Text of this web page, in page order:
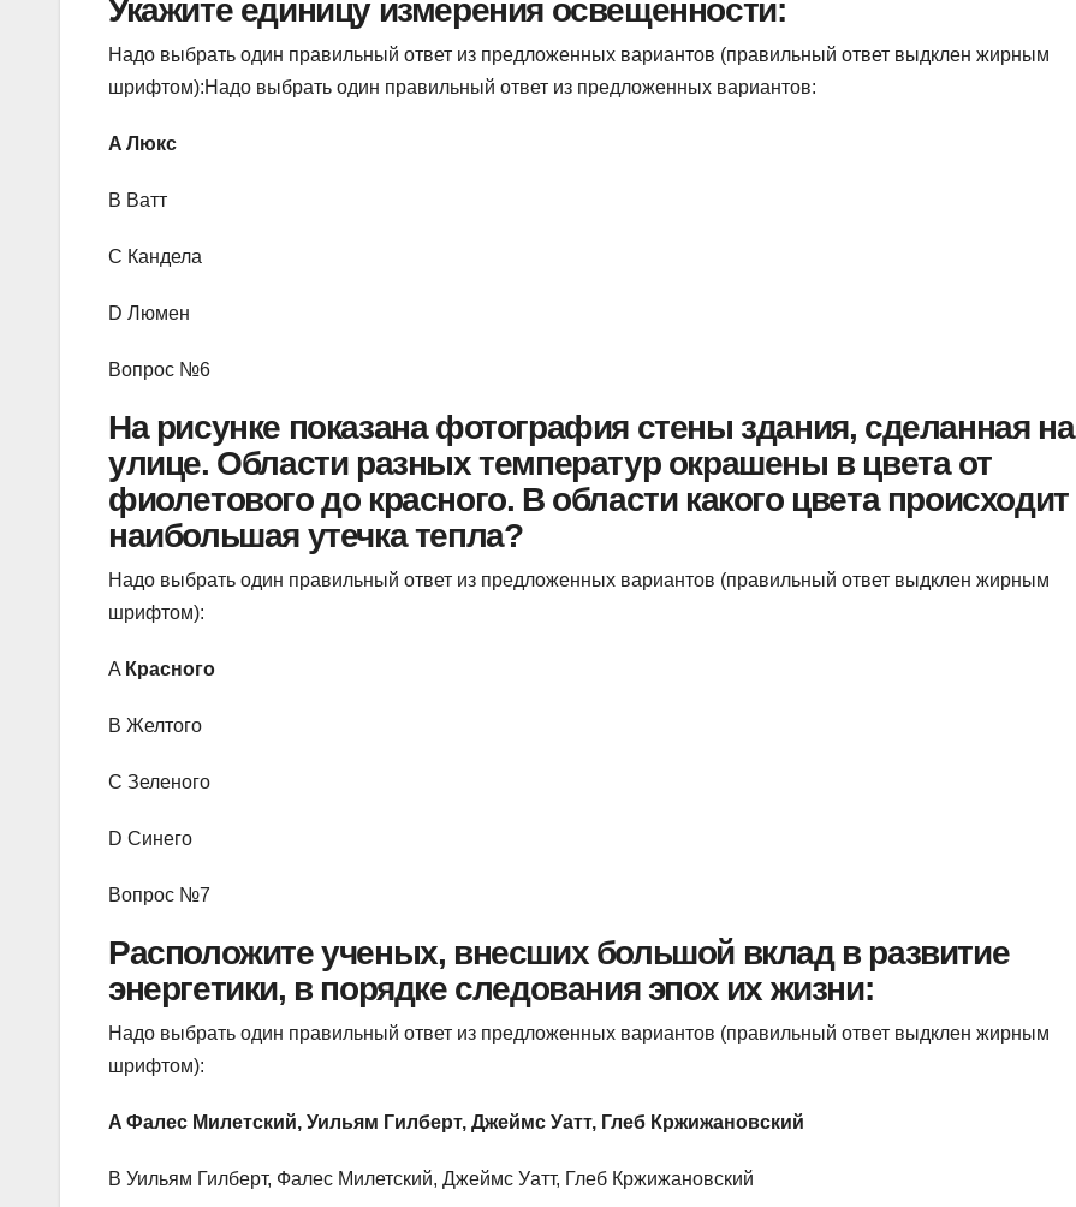
Укажите единицу измерения освещенности:
Надо выбрать один правильный ответ из предложенных вариантов (правильный ответ выдклен жирным
шрифтом):Надо выбрать один правильный ответ из предложенных вариантов:
A Люкс
B Ватт
C Кандела
D Люмен
Вопрос №6
На рисунке показана фотография стены здания, сделанная на
улице. Области разных температур окрашены в цвета от
фиолетового до красного. В области какого цвета происходит
наибольшая утечка тепла?
Надо выбрать один правильный ответ из предложенных вариантов (правильный ответ выдклен жирным
шрифтом):
A Красного
B Желтого
C Зеленого
D Синего
Вопрос №7
Расположите ученых, внесших большой вклад в развитие
энергетики, в порядке следования эпох их жизни:
Надо выбрать один правильный ответ из предложенных вариантов (правильный ответ выдклен жирным
шрифтом):
A Фалес Милетский, Уильям Гилберт, Джеймс Уатт, Глеб Кржижановский
B Уильям Гилберт, Фалес Милетский, Джеймс Уатт, Глеб Кржижановский